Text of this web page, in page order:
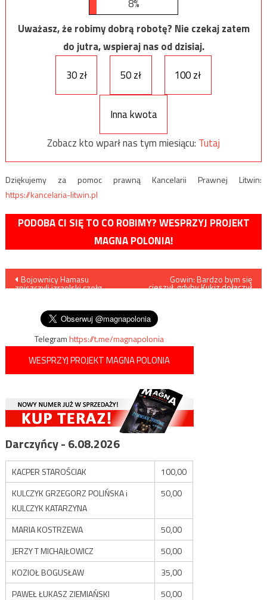
8%
Uważasz, że robimy dobrą robotę? Nie czekaj zatem
do jutra, wspieraj nas od dzisiaj.
30 zł
50 zł 100 zł
Inna kwota
Zobacz kto wparł nas tym miesiącu: Tutaj
Dziękujemy za pomoc prawną Kancelarii Prawnej Litwin:
https://kancelaria-litwin.pl
PODOBA CI SIĘ TO CO ROBIMY? WESPRZYJ PROJEKT
MAGNA POLONIA!
Nawigacja
wpisu
Bojownicy Hamasu
zniszczyli izraelski czołg
Gowin: Bardzo bym się
cieszył, gdyby Kukiz dołączył
Telegramhttps://t.me/magnapolonia
WESPRZYJ PROJEKT MAGNA POLONIA
Darczyńcy - 6.08.2026
KACPER STAROŚCIAK
100,00
KULCZYK GRZEGORZ POLIŃSKA i
KULCZYK KATARZYNA
50,00
MARIA KOSTRZEWA
50,00
JERZY T MICHAJŁOWICZ
50,00
KOZIOŁ BOGUSŁAW
35,00
PAWEŁ ŁUKASZ ZIEMIAŃSKI
50,00